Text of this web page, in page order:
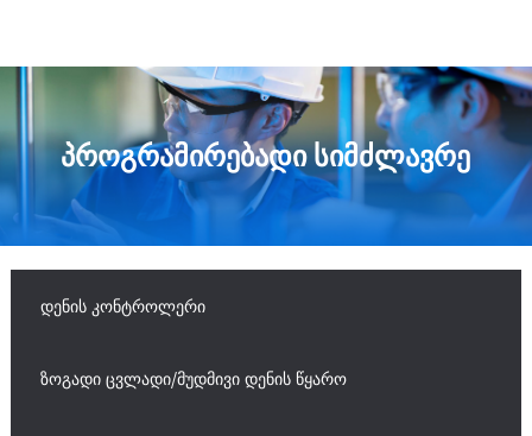
პროგრამირებადი სიმძლავრე
დენის კონტროლერი
ზოგადი ცვლადი/მუდმივი დენის წყარო